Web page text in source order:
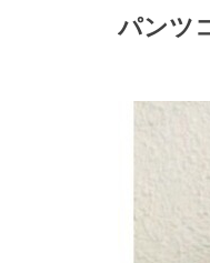
パンツ